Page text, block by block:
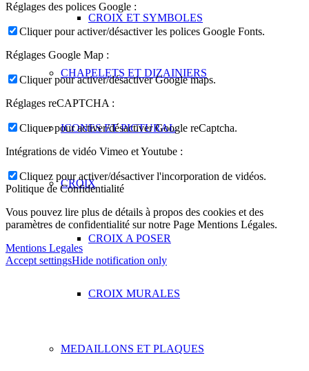
CROIX ET SYMBOLES
CHAPELETS ET DIZAINIERS
ICONES ET PICTURAL
CROIX
CROIX A POSER
CROIX MURALES
MEDAILLONS ET PLAQUES
Réglages des polices Google :
Cliquer pour activer/désactiver les polices Google Fonts.
Réglages Google Map :
Cliquer pour activer/désactiver Google maps.
Réglages reCAPTCHA :
Cliquer pour activer/désactiver Google reCaptcha.
Intégrations de vidéo Vimeo et Youtube :
Cliquez pour activer/désactiver l'incorporation de vidéos.
Politique de Confidentialité
Vous pouvez lire plus de détails à propos des cookies et des
paramètres de confidentialité sur notre Page Mentions Légales.
Mentions Legales
Accept settingsHide notification only